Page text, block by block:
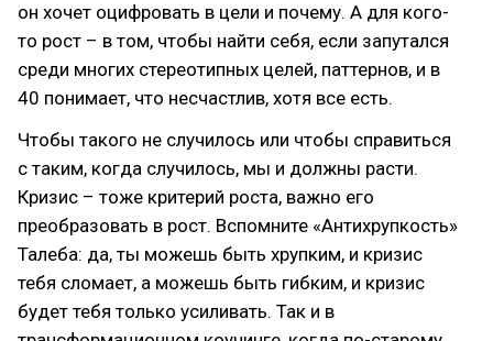
он хочет оцифровать в цели и почему. А для кого-
то рост – в том, чтобы найти себя, если запутался
среди многих стереотипных целей, паттернов, и в
40 понимает, что несчастлив, хотя все есть.
Чтобы такого не случилось или чтобы справиться
с таким, когда случилось, мы и должны расти.
Кризис – тоже критерий роста, важно его
преобразовать в рост. Вспомните «Антихрупкость»
Талеба: да, ты можешь быть хрупким, и кризис
тебя сломает, а можешь быть гибким, и кризис
будет тебя только усиливать. Так и в